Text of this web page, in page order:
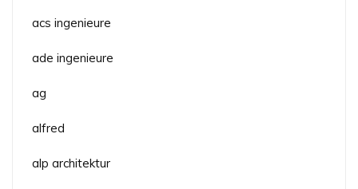
acs ingenieure
ade ingenieure
ag
alfred
alp architektur